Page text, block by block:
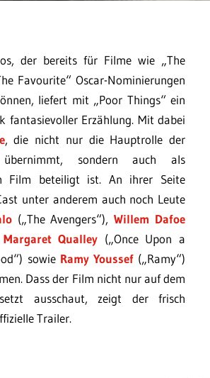
der bereits für Filme wie „The
Favourite“ Oscar-Nominierungen
liefert mit „Poor Things“ ein
fantasievoller Erzählung. Mit dabei
, die nicht nur die Hauptrolle der
sondern auch als
Film beteiligt ist. An ihrer Seite
unter anderem auch noch Leute
(„The Avengers“),Willem Dafoe
Margaret Qualley („Once Upon a
sowie Ramy Youssef(„Ramy“)
Dass der Film nicht nur auf dem
ausschaut, zeigt der frisch
Trailer.